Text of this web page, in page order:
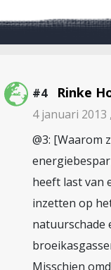
#4 Rinke
4 januari 2013
@3: [Waarom
heeft last van
inzetten op
natuurschade
Misschien